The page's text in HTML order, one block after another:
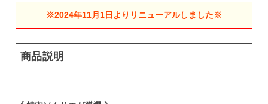
※2024年11月1日よりリニューアルしました※
商品説明